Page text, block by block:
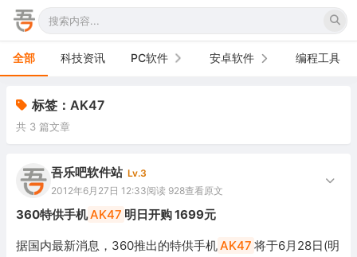
全部 科技资讯 PC软件
办公软件
网络软件
图形图像
游戏娱乐
安卓软件
手机软件
电视软件
车机软件
编程工具
标签：AK47
共 3 篇文章
吾乐吧软件站 Lv.3
2012年6月27日 12:33阅读 928查看原文
360特供手机AK47 明日开购 1699元
据国内最新消息，360推出的特供手机AK47 将于6月28日(明